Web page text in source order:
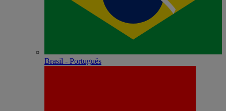
Brasil - Português